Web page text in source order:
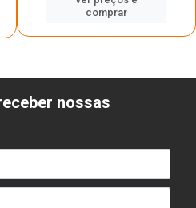
comprar
nossas